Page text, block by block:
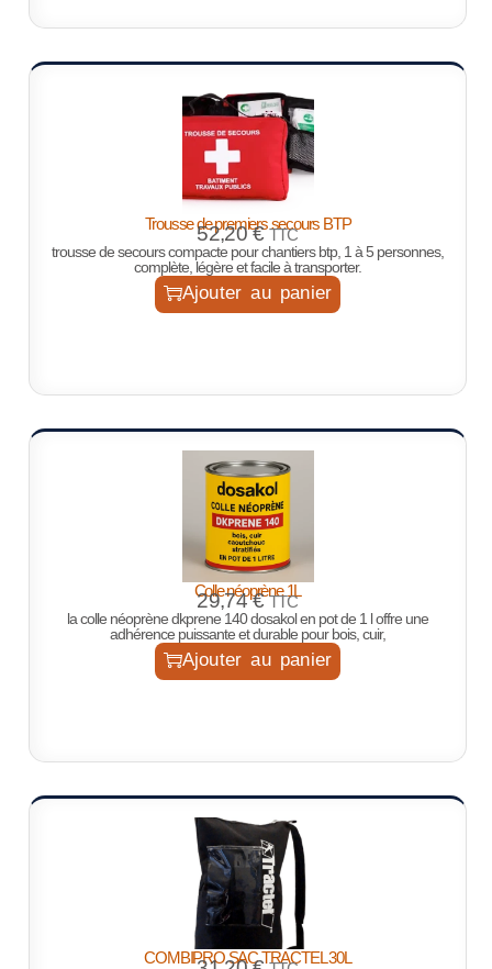
Trousse de premiers secours BTP
52,20€ TTC
trousse de secours compacte pour chantiers btp, 1 à 5 personnes,
complète, légère et facile à transporter.
Ajouter au panier
Colle néoprène 1L
29,74€ TTC
la colle néoprène dkprene 140 dosakol en pot de 1 l offre une
adhérence puissante et durable pour bois, cuir,
Ajouter au panier
COMBIPRO SAC TRACTEL 30L